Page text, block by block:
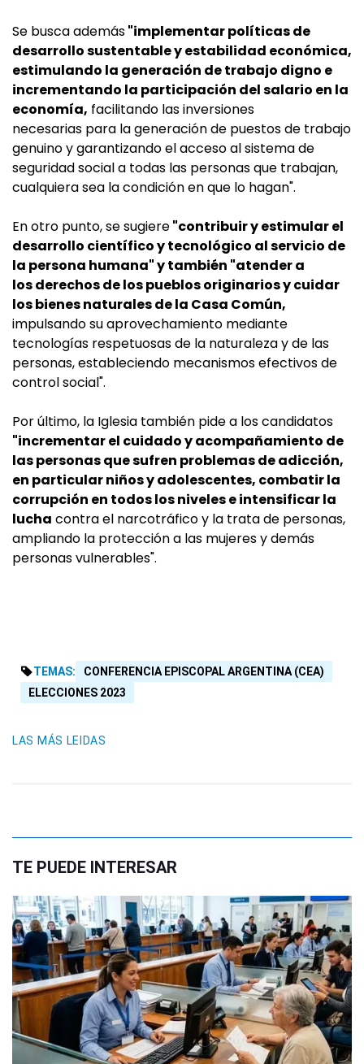
Se busca además"implementar políticas de
desarrollo sustentable y estabilidad económica,
estimulando la generación de trabajo digno e
incrementando la participación del salario en la
economía, facilitando las inversiones
necesarias para la generación de puestos de trabajo
genuino y garantizando el acceso al sistema de
seguridad social a todas las personas que trabajan,
cualquiera sea la condición en que lo hagan".
En otro punto, se sugiere"contribuir y estimular el
desarrollo científico y tecnológico al servicio de
la persona humana" y también "atender a
los derechos de los pueblos originarios y cuidar
los bienes naturales de la Casa Común,
impulsando su aprovechamiento mediante
tecnologías respetuosas de la naturaleza y de las
personas, estableciendo mecanismos efectivos de
control social".
Por último, la Iglesia también pide a los candidatos
"incrementar el cuidado y acompañamiento de
las personas que sufren problemas de adicción,
en particular niños y adolescentes, combatir la
corrupción en todos los niveles e intensificar la
lucha contra el narcotráfico y la trata de personas,
ampliando la protección a las mujeres y demás
personas vulnerables".
TEMAS:
CONFERENCIA EPISCOPAL ARGENTINA (CEA)
ELECCIONES 2023
LAS MÁS LEIDAS
TE PUEDE INTERESAR